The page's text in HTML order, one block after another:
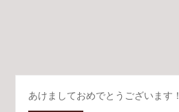
あけましておめでとうございます！